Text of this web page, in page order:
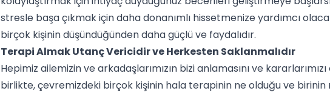
stresle başa çıkmak için daha donanımlı hissetmenize yardımcı
birçok kişinin düşündüğünden daha güçlü ve faydalıdır.
Terapi Almak Utanç Vericidir ve Herkesten Saklanmalıdır
Hepimiz ailemizin ve arkadaşlarımızın bizi anlamasını ve
birlikte, çevremizdeki birçok kişinin hala terapinin ne olduğu ve